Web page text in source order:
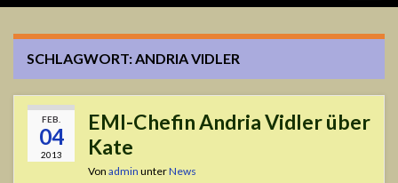
SCHLAGWORT:ANDRIA VIDLER
FEB.
04
2013
EMI-Chefin Andria Vidler über
Kate
Von admin unterNews